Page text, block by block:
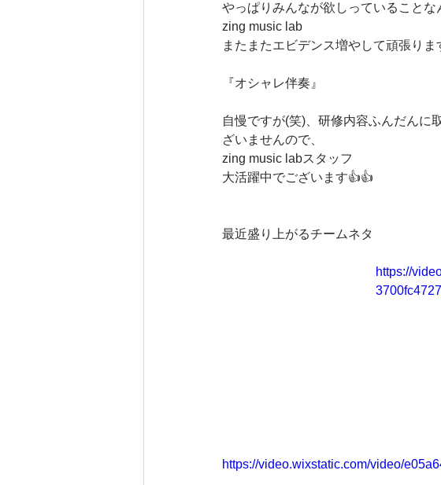
やっぱりみんなが欲しっていることな
zing music lab
またまたエビデンス増やして頑張りま
『オシャレ伴奏』
自慢ですが(笑)、研修内容ふんだんに
ざいませんので、
zing music labスタッフ
大活躍中でございます👍👍
最近盛り上がるチームネタ
https://
https://video.wixstatic.com/video/